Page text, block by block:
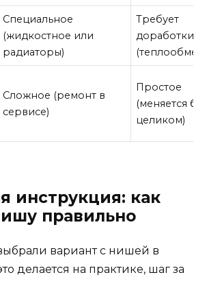
Специальное
(жидкостное или
радиаторы)
Требует
доработки
Сложное (ремонт в
сервисе)
Простое
(меняется
целиком)
инструкция: как
правильно
вариант с нишей в
делается на практике, шаг за